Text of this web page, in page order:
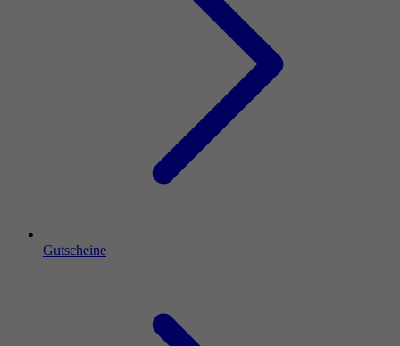
Gutscheine